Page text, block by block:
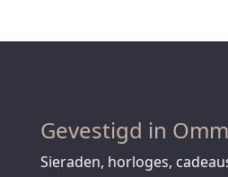
Gevestigd in
Sieraden, horloges,